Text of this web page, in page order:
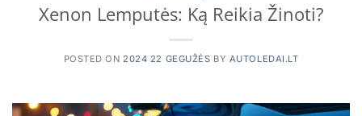
Xenon Lemputės: Ką Reikia Žinoti?
POSTED ON 2024 22 GEGUŽĖS BY AUTOLEDAI.LT